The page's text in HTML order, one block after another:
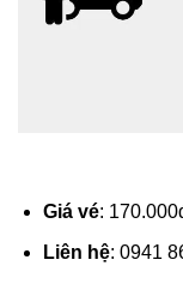
Giá vé:
Liên hệ: 0941